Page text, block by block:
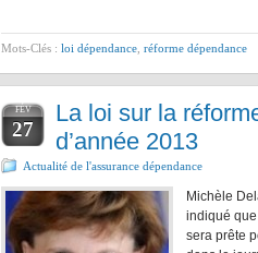
Mots-Clés : loi dépendance réforme dépendance
FÉV
27
La loi sur la
d’année 2013
Actualité de l'assurance dépendance
Michèle
indiqué
sera prête